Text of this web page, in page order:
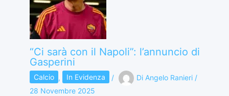
“Ci sarà con il Napoli”: l’annuncio di
Gasperini
Calcio , In Evidenza / Di Angelo Ranieri /
28 Novembre 2025